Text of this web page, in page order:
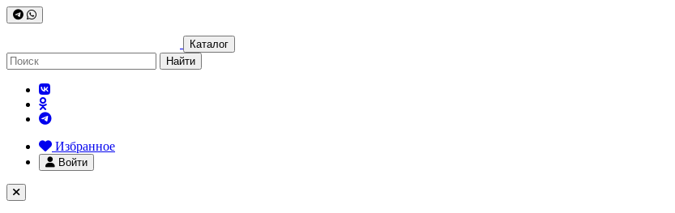
Каталог
Найти
Избранное
Войти